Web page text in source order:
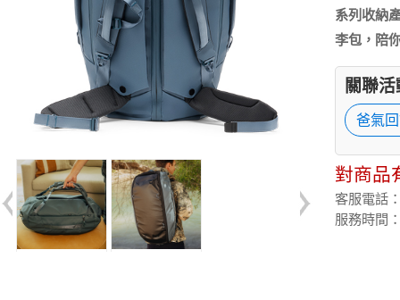
系列收納
李包，陪
關聯
爸氣
對商品
客服電話
服務時間